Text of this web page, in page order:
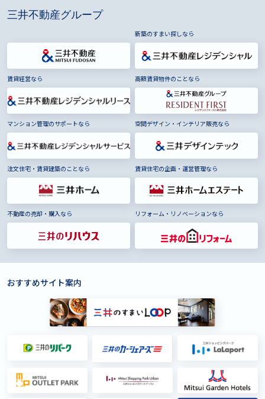
三井不動産グループ
新築のすまい探しなら
賃貸経営なら 高額賃貸物件のことなら
マンション管理のサポートなら 空間デザイン・インテリア販売なら
注文住宅・賃貸建築のことなら 賃貸住宅の企画・運営管理なら
不動産の売却・購入なら リフォーム・リノベーションなら
おすすめサイト案内